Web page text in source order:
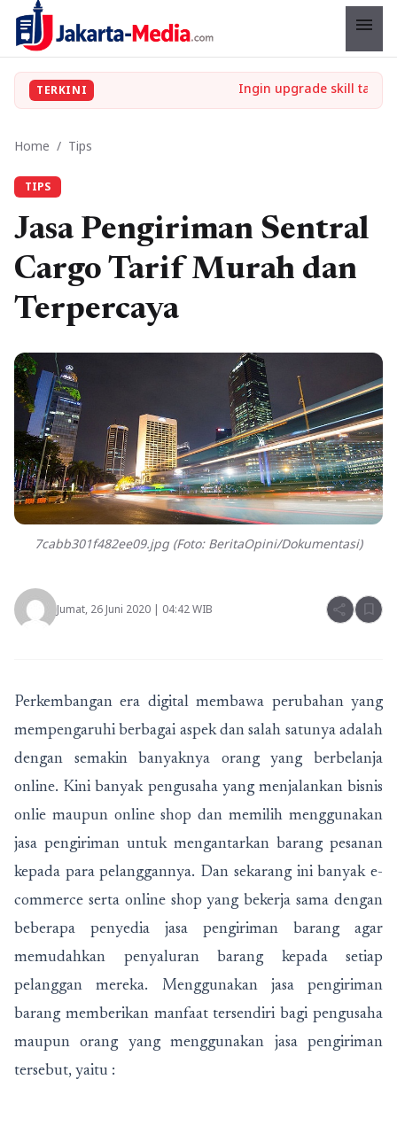
menu
TERKINI
Home / Tips
TIPS
Jasa Pengiriman Sentral
Cargo Tarif Murah dan
Terpercaya
7cabb301f482ee09.jpg (Foto: BeritaOpini/Dokumentasi)
Jumat, 26 Juni 2020 | 04:42 WIB share bookmark
Perkembangan era digital membawa perubahan yang
mempengaruhi berbagai aspek dan salah satunya adalah
dengan semakin banyaknya orang yang berbelanja
online. Kini banyak pengusaha yang menjalankan bisnis
onlie maupun online shop dan memilih menggunakan
jasa pengiriman untuk mengantarkan barang pesanan
kepada para pelanggannya. Dan sekarang ini banyak e-
commerce serta online shop yang bekerja sama dengan
beberapa penyedia jasa pengiriman barang agar
memudahkan penyaluran barang kepada setiap
pelanggan mereka. Menggunakan jasa pengiriman
barang memberikan manfaat tersendiri bagi pengusaha
maupun orang yang menggunakan jasa pengiriman
tersebut, yaitu :